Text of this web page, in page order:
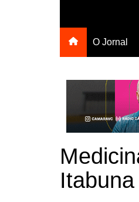
O Jornal
Itabuna